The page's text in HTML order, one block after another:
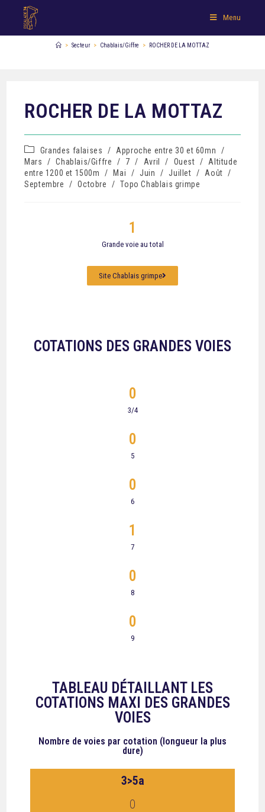
Menu
> Secteur > Chablais/Giffre > ROCHER DE LA MOTTAZ
ROCHER DE LA MOTTAZ
Grandes falaises / Approche entre 30 et 60mn
/
Mars
/ Chablais/Giffre / 7 / Avril / Ouest /
Altitude
entre 1200 et 1500m
/ Mai / Juin / Juillet / Août /
Septembre
/ Octobre / Topo Chablais grimpe
Grande voie au total
1
Site Chablais grimpe
COTATIONS DES GRANDES VOIES
3/4
0
5
0
6
0
7
1
8
0
9
0
TABLEAU DÉTAILLANT LES
COTATIONS MAXI DES GRANDES
VOIES
Nombre de voies par cotation (longueur la plus
dure)
3>5a
0